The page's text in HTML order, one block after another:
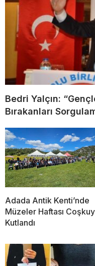
Bedri Yalçın:
Bırakanları
Adada Antik Kenti’nde
Müzeler Haftası
Kutlandı